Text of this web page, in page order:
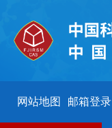
网站地图 邮箱登录